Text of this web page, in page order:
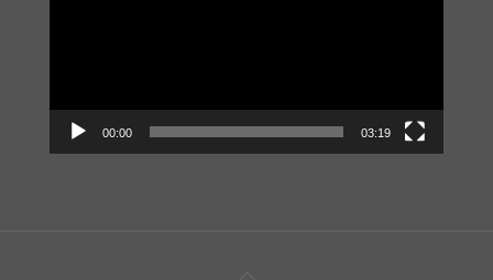
00:00 03:19